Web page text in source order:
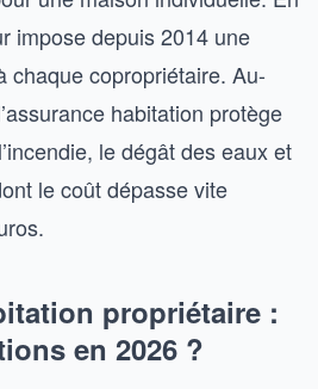
impose depuis 2014 une
chaque copropriétaire. Au-
habitation protège
le dégât des eaux et
le coût dépasse vite
propriétaire :
en 2026 ?